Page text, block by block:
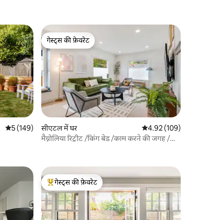
औसत रेटिंग 5 में से 5, 149 समीक्षाएँ
5 (149)
गेस्ट्स की फ़ेवरेट
गेस्ट्स की फ़ेवरेट
सीएटल में घर औसत रेटिंग 5 में से 4.92,
4.92 (109)
मैग्नोलिया रिट्रीट /किंग बेड /काम करने की जगह /
गेस्ट्स का टॉप फ़ेवरेट
गेस्ट्स की फ़ेवरेट